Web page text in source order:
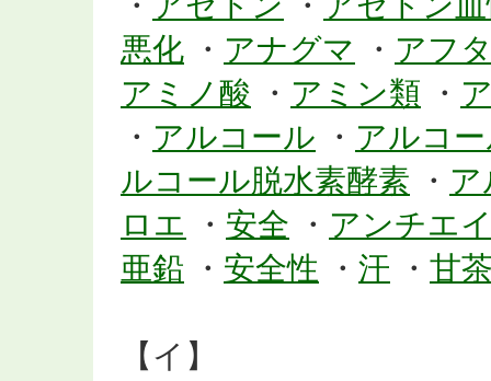
悪化 ・ アナグマ ・ アフ
アミノ酸 ・ アミン類 ・
・ アルコール ・ アルコ
ルコール脱水素酵素 ・
ロエ ・ 安全 ・ アンチエ
亜鉛 ・ 安全性 ・ 汗 ・ 甘
【イ】